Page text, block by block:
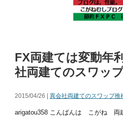
FX両建ては変動年
社両建てのスワップ
2015/04/26 | 異会社両建てのスワップ推
arigatou358 こんばんは こがね 両